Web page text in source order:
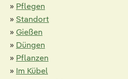
» Pflegen
» Standort
» Gießen
» Düngen
» Pflanzen
» Im Kübel